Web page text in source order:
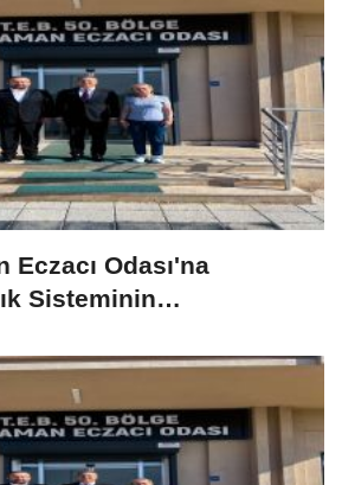
Eczacı Odası'na
Sisteminin